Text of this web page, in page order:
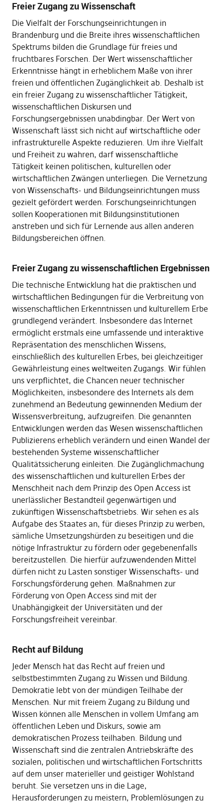
Freier Zugang zu Wissenschaft
Die Vielfalt der Forschungseinrichtungen in
Brandenburg und die Breite ihres wissenschaftlichen
Spektrums bilden die Grundlage für freies und
fruchtbares Forschen. Der Wert wissenschaftlicher
Erkenntnisse hängt in erheblichem Maße von ihrer
freien und öffentlichen Zugänglichkeit ab. Deshalb ist
ein freier Zugang zu wissenschaftlicher Tätigkeit,
wissenschaftlichen Diskursen und
Forschungsergebnissen unabdingbar. Der Wert von
Wissenschaft lässt sich nicht auf wirtschaftliche oder
infrastrukturelle Aspekte reduzieren. Um ihre Vielfalt
und Freiheit zu wahren, darf wissenschaftliche
Tätigkeit keinen politischen, kulturellen oder
wirtschaftlichen Zwängen unterliegen. Die Vernetzung
von Wissenschafts- und Bildungseinrichtungen muss
gezielt gefördert werden. Forschungseinrichtungen
sollen Kooperationen mit Bildungsinstitutionen
anstreben und sich für Lernende aus allen anderen
Bildungsbereichen öffnen.
Freier Zugang zu wissenschaftlichen Ergebnissen
Die technische Entwicklung hat die praktischen und
wirtschaftlichen Bedingungen für die Verbreitung von
wissenschaftlichen Erkenntnissen und kulturellem Erbe
grundlegend verändert. Insbesondere das Internet
ermöglicht erstmals eine umfassende und interaktive
Repräsentation des menschlichen Wissens,
einschließlich des kulturellen Erbes, bei gleichzeitiger
Gewährleistung eines weltweiten Zugangs. Wir fühlen
uns verpflichtet, die Chancen neuer technischer
Möglichkeiten, insbesondere des Internets als dem
zunehmend an Bedeutung gewinnenden Medium der
Wissensverbreitung, aufzugreifen. Die genannten
Entwicklungen werden das Wesen wissenschaftlichen
Publizierens erheblich verändern und einen Wandel der
bestehenden Systeme wissenschaftlicher
Qualitätssicherung einleiten. Die Zugänglichmachung
des wissenschaftlichen und kulturellen Erbes der
Menschheit nach dem Prinzip des Open Access ist
unerlässlicher Bestandteil gegenwärtigen und
zukünftigen Wissenschaftsbetriebs. Wir sehen es als
Aufgabe des Staates an, für dieses Prinzip zu werben,
sämliche Umsetzungshürden zu beseitigen und die
nötige Infrastruktur zu fördern oder gegebenenfalls
bereitzustellen. Die hierfür aufzuwendenden Mittel
dürfen nicht zu Lasten sonstiger Wissenschafts- und
Forschungsförderung gehen. Maßnahmen zur
Förderung von Open Access sind mit der
Unabhängigkeit der Universitäten und der
Forschungsfreiheit vereinbar.
Recht auf Bildung
Jeder Mensch hat das Recht auf freien und
selbstbestimmten Zugang zu Wissen und Bildung.
Demokratie lebt von der mündigen Teilhabe der
Menschen. Nur mit freiem Zugang zu Bildung und
Wissen können alle Menschen in vollem Umfang am
öffentlichen Leben und Diskurs, sowie am
demokratischen Prozess teilhaben. Bildung und
Wissenschaft sind die zentralen Antriebskräfte des
sozialen, politischen und wirtschaftlichen Fortschritts
auf dem unser materieller und geistiger Wohlstand
beruht. Sie versetzen uns in die Lage,
Herausforderungen zu meistern, Problemlösungen zu